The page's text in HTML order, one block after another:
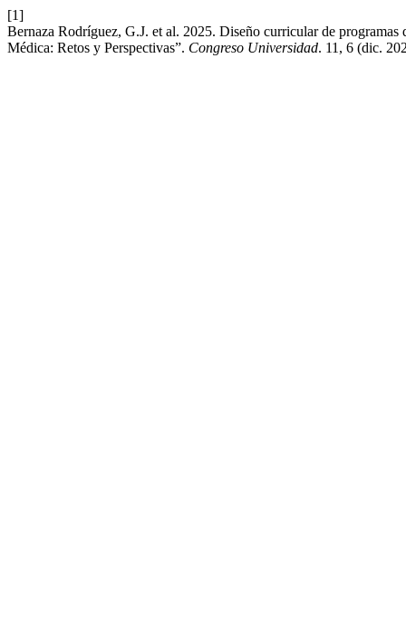
[1]
Bernaza Rodríguez, G.J. et al. 2025. Diseño curricular de
Médica: Retos y Perspectivas”. Congreso Universidad. 11, 6 (dic.